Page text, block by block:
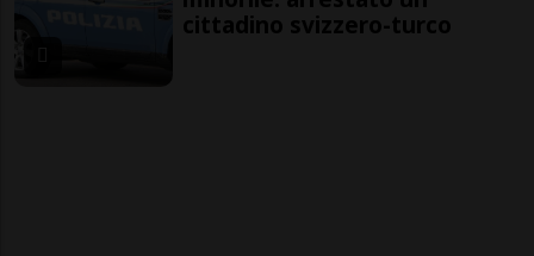
cittadino svizzero-turco